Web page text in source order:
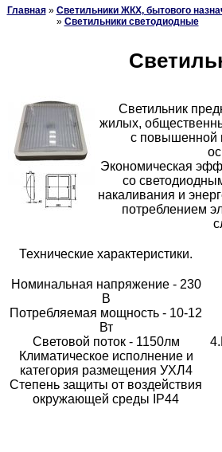
Главная» Светильники ЖКХ, бытового
» Светильники светодиодные
Светильник
жилых,
с повышенной
Экономическая
со
накаливания и
потреблением
Технические характеристики.
Номинальная напряжение - 230
В
Потребляемая мощность - 10-12
Вт
Световой поток - 1150лм
Климатическое исполнение и
категория размещения УХЛ4
Степень защиты от воздействия
окружающей среды IP44